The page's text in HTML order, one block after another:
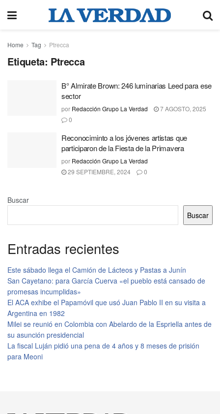
Home Tag Ptrecca
Etiqueta: Ptrecca
B° Almirate Brown: 246 luminarias Leed para ese
sector
por Redacción Grupo La Verdad
7 AGOSTO, 2025
0
Reconociminto a los jóvenes artistas que
participaron de la Fiesta de la Primavera
por Redacción Grupo La Verdad
29 SEPTIEMBRE, 2024
0
Buscar
Buscar
Entradas recientes
Este sábado llega el Camión de Lácteos y Pastas a Junín
San Cayetano: para García Cuerva «el pueblo está cansado de
promesas incumplidas»
El ACA exhibe el Papamóvil que usó Juan Pablo II en su visita a
Argentina en 1982
Milei se reunió en Colombia con Abelardo de la Espriella antes de
su asunción presidencial
La fiscal Luján pidió una pena de 4 años y 8 meses de prisión
para Meoni